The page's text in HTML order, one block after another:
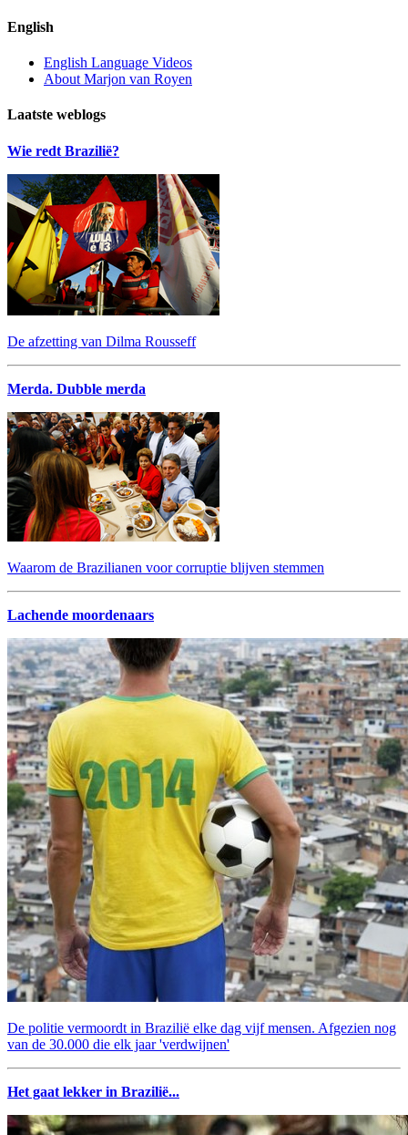
English
English Language Videos
About Marjon van Royen
Laatste weblogs
Wie redt Brazilië?
De afzetting van Dilma Rousseff
Merda. Dubble merda
Waarom de Brazilianen voor corruptie blijven stemmen
Lachende moordenaars
De politie vermoordt in Brazilië elke dag vijf mensen. Afgezien nog
van de 30.000 die elk jaar 'verdwijnen'
Het gaat lekker in Brazilië...